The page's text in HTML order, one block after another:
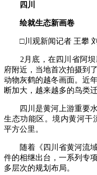
四川
绘就生态新画卷
□川观新闻记者 王攀
2月底，在四川省阿坝
府附近，当地首次拍摄到
动物灰鹤的越冬画面。近
断加大，越来越多的鸟类
四川是黄河上游重要水
生态功能区。境内黄河干
平方公里。
随着《四川省黄河流域
件的相继出台，一系列专
多层次的规划布局。